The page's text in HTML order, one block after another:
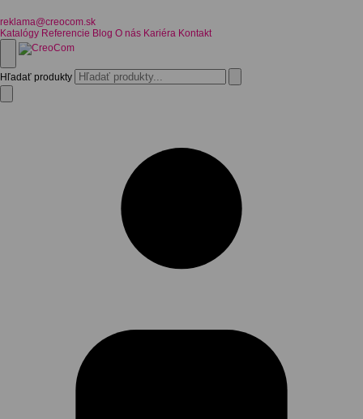
reklama@creocom.sk
Katalógy Referencie Blog O nás Kariéra Kontakt
Hľadať produkty